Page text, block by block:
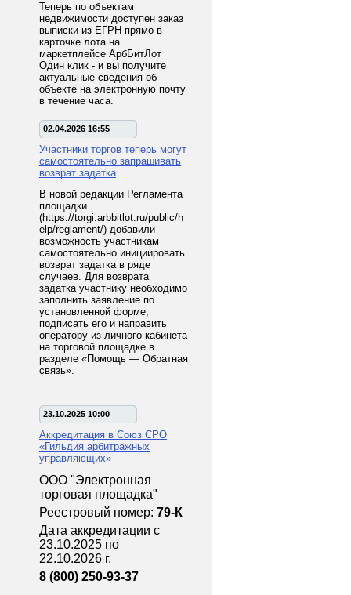
Теперь по объектам
недвижимости доступен заказ
выписки из ЕГРН прямо в
карточке лота на
маркетплейсе АрбБитЛот
Один клик - и вы получите
актуальные сведения об
объекте на электронную почту
в течение часа.
02.04.2026 16:55
Участники торгов теперь могут
самостоятельно запрашивать
возврат задатка
В новой редакции Регламента
площадки
(https://torgi.arbbitlot.ru/public/h
elp/reglament/) добавили
возможность участникам
самостоятельно инициировать
возврат задатка в ряде
случаев. Для возврата
задатка участнику необходимо
заполнить заявление по
установленной форме,
подписать его и направить
оператору из личного кабинета
на торговой площадке в
разделе «Помощь — Обратная
связь».
23.10.2025 10:00
Аккредитация в Союз СРО
«Гильдия арбитражных
управляющих»
ООО "Электронная
торговая площадка"
Реестровый номер: 79-К
Дата аккредитации с
23.10.2025 по
22.10.2026 г.
8 (800) 250-93-37